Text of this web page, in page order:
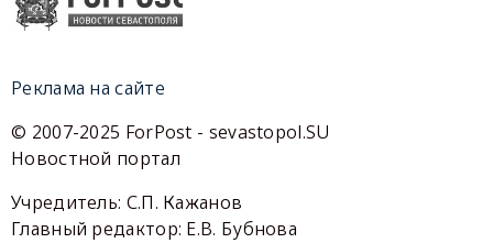
Реклама на сайте
© 2007-2025 ForPost - sevastopol.SU
Новостной портал
Учредитель: С.П. Кажанов
Главный редактор: Е.В. Бубнова